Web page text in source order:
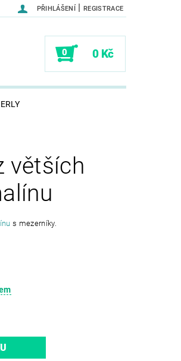
PŘIHLÁŠENÍ | REGISTRACE
0 0 Kč
větších
s mezerníky.